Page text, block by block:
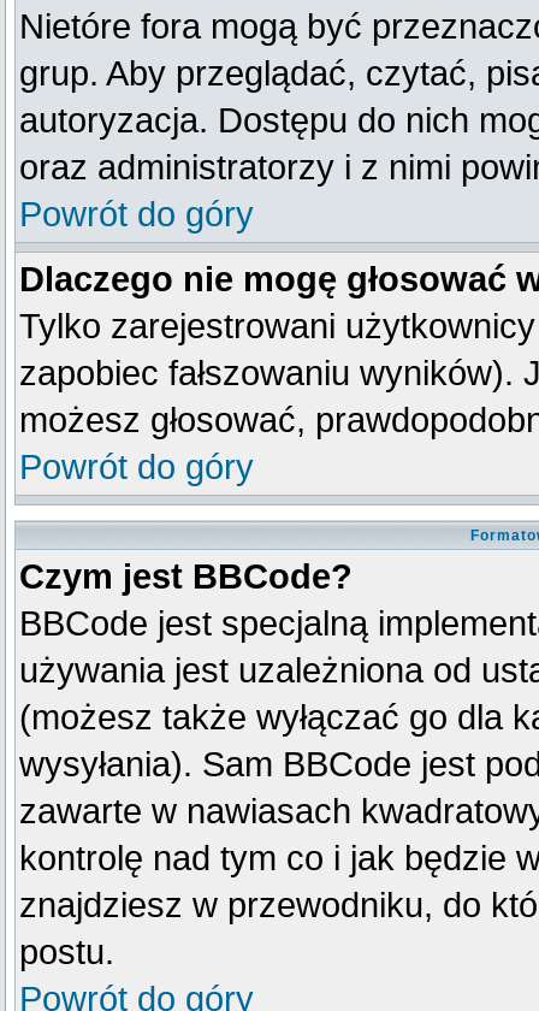
Nietóre fora mogą być
grup. Aby przeglądać, czytać,
autoryzacja. Dostępu do nich
oraz administratorzy i z nimi
Powrót do góry
Dlaczego nie mogę głosować
Tylko zarejestrowani
zapobiec fałszowaniu wyników).
możesz głosować,
Powrót do góry
Czym jest BBCode?
BBCode jest specjalną
używania jest uzależniona od
(możesz także wyłączać go dla
wysyłania). Sam BBCode jest
zawarte w nawiasach
kontrolę nad tym co i jak będzie
znajdziesz w przewodniku, do
postu.
Powrót do góry